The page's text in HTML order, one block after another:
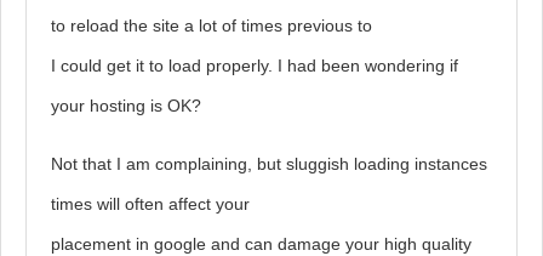
to reload the site a lot of times previous to
I could get it to load properly. I had been wondering if
your hosting is OK?
Not that I am complaining, but sluggish loading instances
times will often affect your
placement in google and can damage your high quality